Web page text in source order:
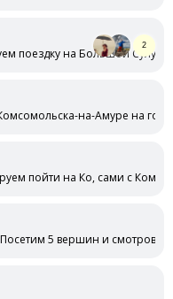
поездку на Большой Сулук.
2
на-Амуре на
пойти на Ко, сами с
5 вершин и